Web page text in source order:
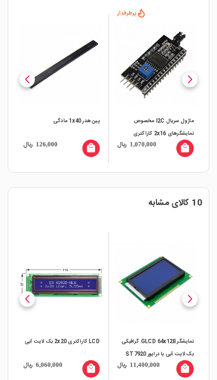
پرطرفدار
ماژول سریال I2C مخصوص
نمایشگرهای 2x16 کاراکتری
1,070,000 ریال local_mall
پین هدر 1x40 مادگی
126,000 ریال local_mall
10 کالای مشابه
نمایشگر GLCD 64x128 گرافیکی
بک لایت آبی با درایور ST7920
11,400,000 ریال local_mall
LCD کاراکتری 2x20 بک لایت آبی
6,060,000 ریال local_mall